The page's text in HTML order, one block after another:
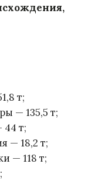
т;
— 135,5 т;
т;
— 18,2 т;
— 118 т;